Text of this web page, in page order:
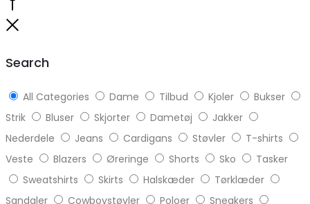
Search
All Categories Dame Tilbud Kjoler
Bukser
Strik
Bluser Skjorter Dametøj
Jakker
Nederdele
Jeans Cardigans Støvler
T-shirts
Veste
Blazers Øreringe Shorts Sko
Tasker
Sweatshirts
Skirts Halskæder
Tørklæder
Sandaler
Cowboystøvler Poloer
Sneakers